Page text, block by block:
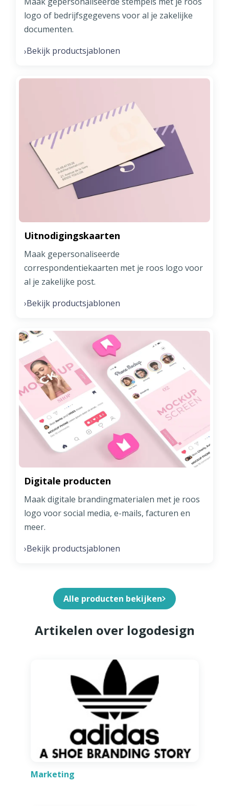
logo of bedrijfsgegevens voor al je zakelijke
documenten.
›Bekijk productsjablonen
Uitnodigingskaarten
Maak gepersonaliseerde
correspondentiekaarten met je roos logo voor
al je zakelijke post.
›Bekijk productsjablonen
Digitale producten
Maak digitale brandingmaterialen met je roos
logo voor social media, e-mails, facturen en
meer.
›Bekijk productsjablonen
Alle producten bekijken
Artikelen over logodesign
Marketing